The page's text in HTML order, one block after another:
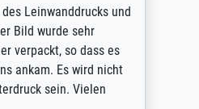
Leinwanddrucks und
Bild wurde sehr
verpackt, so dass es
ankam. Es wird nicht
sein. Vielen